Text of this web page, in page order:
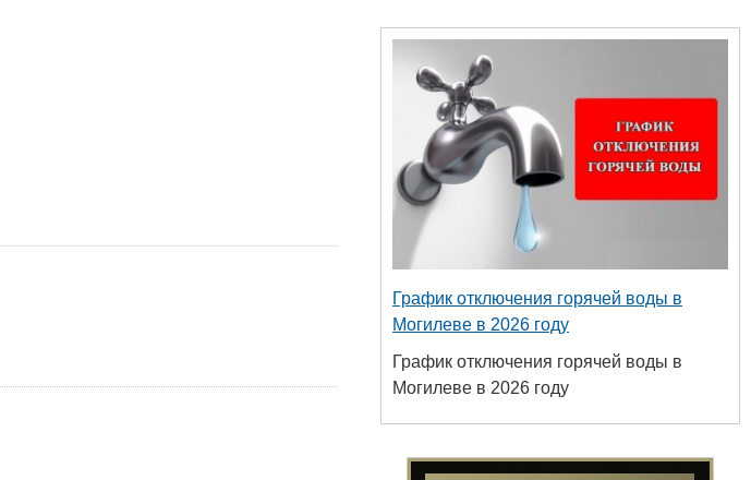
График отключения горячей воды в
Могилеве в 2026 году
График отключения горячей воды в
Могилеве в 2026 году